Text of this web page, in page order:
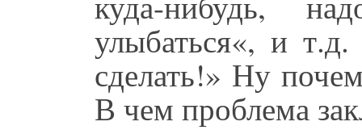
улыбаться«, и
сделать!» Ну
В чем проблема